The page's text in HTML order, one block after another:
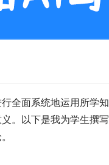
全面系统地运用所学
。以下是我为学生撰